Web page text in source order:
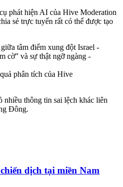
phát hiện AI của Hive Moderation
sẻ trực tuyến rất có thể được tạo
phân tích của Hive
nhiều thông tin sai lệch khác liên
Đông.
dịch tại miền Nam